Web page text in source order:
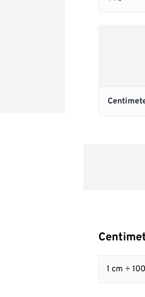
1 cm ÷